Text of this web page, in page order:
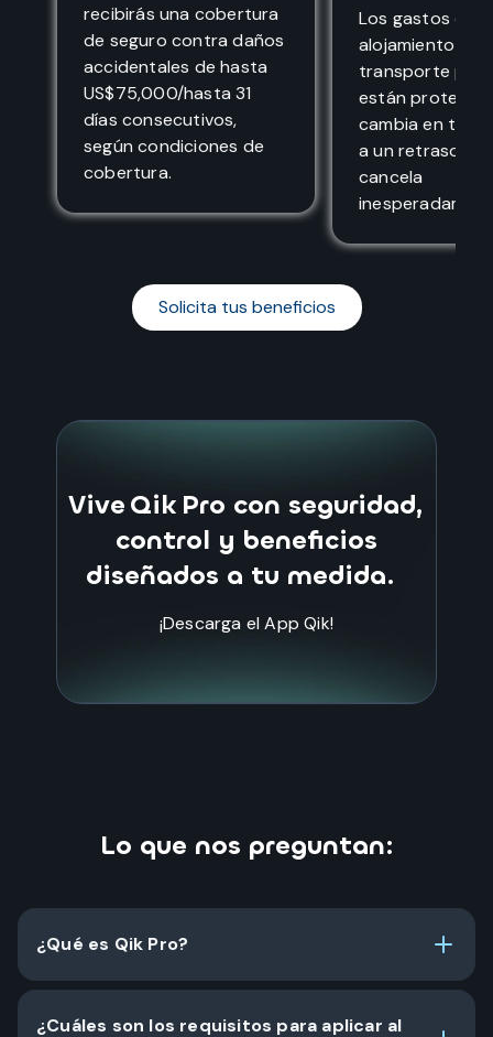
recibirás una cobertura
de seguro contra daños
accidentales de hasta
US$75,000/hasta 31
días consecutivos,
según condiciones de
cobertura.
Los gastos de
alojamiento y
transporte
están
cambia en tu
a un retraso o
cancela
Solicita tus beneficios
Vive Qik Pro con seguridad,
control y beneficios
diseñados a tu medida.
¡Descarga el App Qik!
Lo que nos preguntan:
¿Qué es Qik Pro?
¿Cuáles son los requisitos para aplicar al